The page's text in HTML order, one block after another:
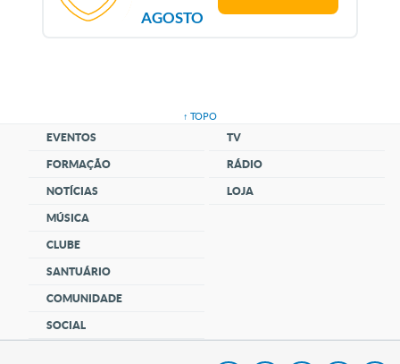
AGOSTO
↑ TOPO
EVENTOS
FORMAÇÃO
NOTÍCIAS
MÚSICA
CLUBE
SANTUÁRIO
COMUNIDADE
SOCIAL
TV
RÁDIO
LOJA